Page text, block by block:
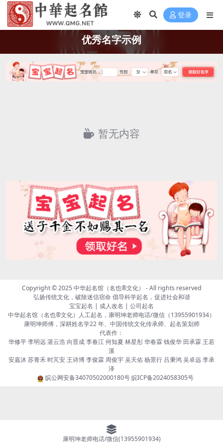
登录
优秀名字示例
暂无内容
Copyright © 2025中华起名馆（名也®文化） - All rights reserved
弘扬传统文化，破除迷信宿命 倡导科学起名，促进社会和谐
宝宝起名 | 成人改名 | 公司起名
中华起名馆（名也®文化）人工起名，康明坤老师电话/微信（13955901934）
康明坤师傅，深耕姓名学22 年、中国传统文化传承师、起名策划师
代表作：
华修平 李明远 湛云浩 向晋成 李春江 何知夏 林星彤 华春霖 钱俊华 田承霖 王若
溪
安嘉沐 苏青禾 时芃安 王诗博 李俊霖 周俊宇 吴天佑 杨景行 吕秉鸿 吴卓远 李承
泽
皖公网安备34070502000180号皖ICP备2024058305号
康明坤老师电话/微信(13955901934)